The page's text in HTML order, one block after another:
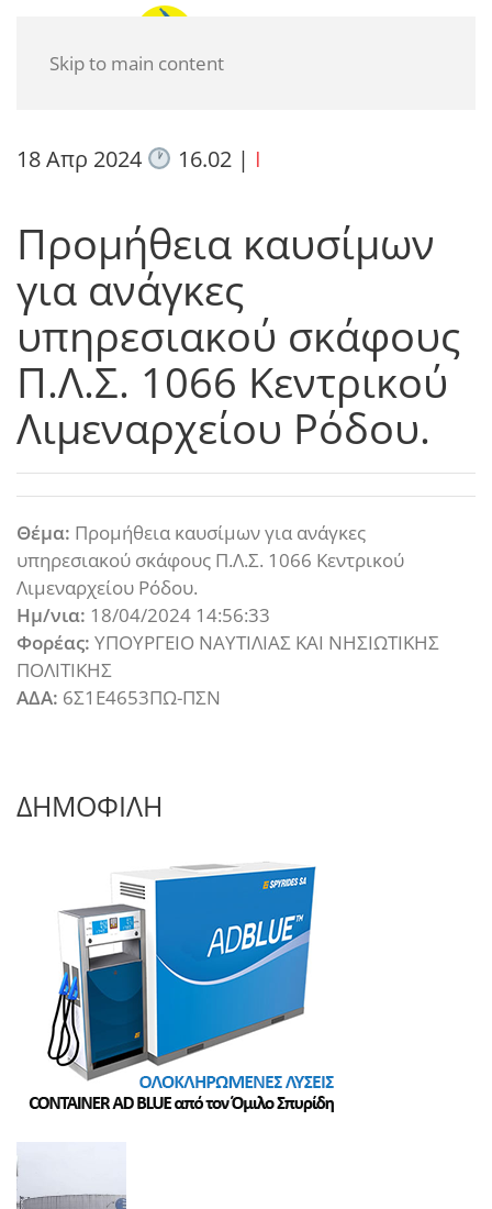
Skip to main content
18 Απρ 2024 16.02| I
Προμήθεια καυσίμων
για ανάγκες
υπηρεσιακού σκάφους
Π.Λ.Σ. 1066 Κεντρικού
Λιμεναρχείου Ρόδου.
Θέμα: Προμήθεια καυσίμων για ανάγκες
υπηρεσιακού σκάφους Π.Λ.Σ. 1066 Κεντρικού
Λιμεναρχείου Ρόδου.
Ημ/νια: 18/04/2024 14:56:33
Φορέας: ΥΠΟΥΡΓΕΙΟ ΝΑΥΤΙΛΙΑΣ ΚΑΙ ΝΗΣΙΩΤΙΚΗΣ
ΠΟΛΙΤΙΚΗΣ
ΑΔΑ: 6Σ1Ε4653ΠΩ-ΠΣΝ
ΔΗΜΟΦΙΛΗ